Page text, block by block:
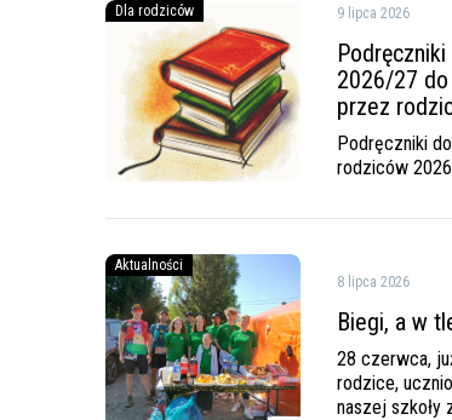
na
rok
szkolny
2026/27
do
zakupienia
przez
Dla rodziców 9 lipca 2026
2026/27
przez
Podręczniki
rodziców
Biegi,
a
w
tle
Nasz
Patron
Aktualności
8 lipca 2026
Biegi, a w
28 czerwca,
rodzice,
naszej szkoły